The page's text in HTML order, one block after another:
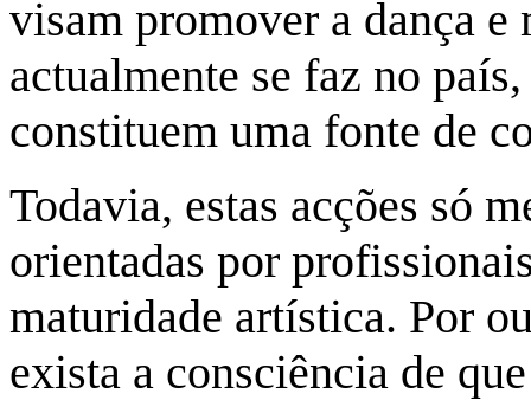
visam promover a dança
actualmente se faz no
constituem uma fonte de
Todavia, estas acções só
orientadas por
maturidade artística. Por
exista a consciência de